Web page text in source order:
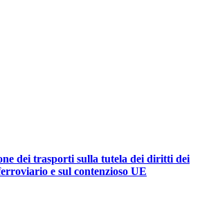
dei trasporti sulla tutela dei diritti dei
e sul contenzioso UE